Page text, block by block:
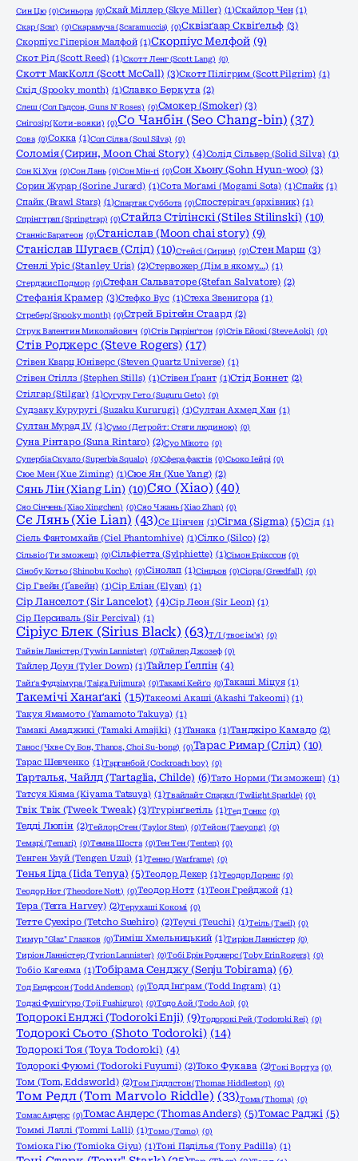
Син Цю (0)Синьора (0)Скай Міллер (Skye Miller) (1)Скайлор Чен (1)
Скар (Scar) (0)Скарамуча (Scaramuccia) (0)Сквізґаар Сквіґельф (3)
Скорпіус Гіперіон Малфой (1)Скорпіус Мелфой (9)
Скот Рід (Scott Reed) (1)Скотт Ленг (Scott Lang) (0)
Скотт МакКолл (Scott McCall) (3)Скотт Пілігрим (Scott Pilgrim) (1)
Скід (Spooky month) (1)Славко Беркута (2)
Слеш (Сол Гадсон, Guns N' Roses) (0)Смокер (Smoker) (3)
Снігозір (Коти-вояки) (0)Со Чанбін (Seo Chang-bin) (37)
Сова (0)Сокка (1)Сол Сілва (Soul Silva) (0)
Соломія (Сирин, Moon Chai Story) (4)Солід Сільвер (Solid Silva) (1)
Сон Кі Хун (0)Сон Лань (0)Сон Мін-гі (0)Сон Хьону (Sohn Hyun-woo) (3)
Сорин Журар (Sorine Jurard) (1)Сота Моґамі (Mogami Sota) (1)Спайк (1)
Спайк (Brawl Stars) (1)Спартак Суббота (0)Спостерігач (архівник) (1)
Спрінгтрап (Springtrap) (0)Стайлз Стілінскі (Stiles Stilinski) (10)
Станніс Баратеон (0)Станіслав (Moon chai story) (9)
Станіслав Шугаєв (Слід) (10)Стейсі (Сирин) (0)Стен Марш (3)
Стенлі Уріс (Stanley Uris) (2)Стервожер (Дім в якому…) (1)
Стерджис Подмор (0)Стефан Сальваторе (Stefan Salvatore) (2)
Стефанія Крамер (3)Стефко Вус (1)Стеха Звенигора (1)
Стребер (Spooky month) (0)Стрей Брітейн Стаард (2)
Струк Валентин Миколайович (0)Стів Гаррінґтон (0)Стів Ейокі (Steve Aoki) (0)
Стів Роджерс (Steve Rogers) (17)
Стівен Кварц Юніверс (Steven Quartz Universe) (1)
Стівен Стіллз (Stephen Stills) (1)Стівен Ґрант (1)Стід Боннет (2)
Стілгар (Stilgar) (1)Сугуру Гето (Suguru Geto) (0)
Судзаку Куруругі (Suzaku Kururugi) (1)Султан Ахмед Хан (1)
Султан Мурад IV (1)Сумо (Детройт: Стати людиною) (0)
Суна Рінтаро (Suna Rintaro) (2)Суо Мікото (0)
Супербіа Скуало (Superbia Squalo) (0)Сфера фактів (0)Сьоко Іейрі (0)
Сюе Мен (Xue Ziming) (1)Сюе Ян (Xue Yang) (2)
Сянь Лін (Xiang Lin) (10)Сяо (Xiao) (40)
Сяо Сінчень (Xiao Xingchen) (0)Сяо Чжань (Xiao Zhan) (0)
Сє Лянь (Xie Lian) (43)Сє Цінчен (1)Сігма (Sigma) (5)Сід (1)
Сіель Фантомхайв (Ciel Phantomhive) (1)Сілко (Silco) (2)
Сільвіо (Ти зможеш) (0)Сільфіетта (Sylphiette) (1)Сімон Ерікссон (0)
Сінобу Котьо (Shinobu Kocho) (0)Сінолап (1)Сінцьов (0)Сіора (Greedfall) (0)
Сір Гвейн (Ґавейн) (1)Сір Еліан (Elyan) (1)
Сір Ланселот (Sir Lancelot) (4)Сір Леон (Sir Leon) (1)
Сір Персиваль (Sir Percival) (1)
Сіріус Блек (Sirius Black) (63)Т/І (твоє ім'я) (0)
Тайвін Ланістер (Tywin Lannister) (0)Тайлер Джозеф (0)
Тайлер Доун (Tyler Down) (1)Тайлер Ґелпін (4)
Тайґа Фудзімура (Taiga Fujimura) (0)Такамі Кейґо (0)Такаші Міцуя (1)
Такемічі Ханаґакі (15)Такеомі Акаші (Akashi Takeomi) (1)
Такуя Ямамото (Yamamoto Takuya) (1)
Тамакі Амаджикі (Tamaki Amajiki) (1)Танака (1)Танджіро Камадо (2)
Танос (Чхве Су Бон, Thanos, Choi Su-bong) (0)Тарас Римар (Слід) (10)
Тарас Шевченко (1)Тарганбой (Cockroach boy) (0)
Тарталья, Чайлд (Tartaglia, Childe) (6)Тато Норми (Ти зможеш) (1)
Татсуя Кіяма (Kiyama Tatsuya) (1)Твайлайт Спаркл (Twilight Sparkle) (0)
Твік Твік (Tweek Tweak) (3)Тгурінґветіль (1)Тед Тонкс (0)
Тедді Люпін (2)Тейлор Стен (Taylor Sten) (0)Тейон (Taeyong) (0)
Темарі (Temari) (0)Темна Шоста (0)Тен Тен (Tenten) (0)
Тенген Узуй (Tengen Uzui) (1)Тенно (Warframe) (0)
Тенья Ііда (Iida Tenya) (5)Теодор Декер (1)Теодор Лоренс (0)
Теодор Нот (Theodore Nott) (0)Теодор Нотт (1)Теон Грейджой (1)
Тера (Terra Harvey) (2)Терухаші Кокомі (0)
Тетте Суехіро (Tetcho Suehiro) (2)Теучі (Teuchi) (1)Теіль (Taeil) (0)
Тимур "Glaz" Глазков (0)Тиміш Хмельницький (1)Тиріон Ланністер (0)
Тиріон Ланністер (Tyrion Lannister) (0)Тобі Ерін Роджерс (Toby Erin Rogers) (0)
Тобіо Кагеяма (1)Тобірама Сенджу (Senju Tobirama) (6)
Тод Ендерсон (Todd Anderson) (0)Тодд Інґрам (Todd Ingram) (1)
Тоджі Фушіґуро (Toji Fushiguro) (0)Тодо Аой (Todo Aoi) (0)
Тодорокі Енджі (Todoroki Enji) (9)Тодорокі Рей (Todoroki Rei) (0)
Тодорокі Сьото (Shoto Todoroki) (14)
Тодорокі Тоя (Toya Todoroki) (4)
Тодорокі Фуюмі (Todoroki Fuyumi) (2)Токо Фукава (2)Токі Вортуз (0)
Том (Tom, Eddsworld) (2)Том Гіддлстон (Thomas Hiddleston) (0)
Том Редл (Tom Marvolo Riddle) (33)Тома (Thoma) (0)
Томас Андерс (0)Томас Андерс (Thomas Anders) (5)Томас Раджі (5)
Томмі Лаллі (Tommi Lalli) (1)Томо (Tomo) (0)
Томіока Гію (Tomioka Giyu) (1)Тоні Паділья (Tony Padilla) (1)